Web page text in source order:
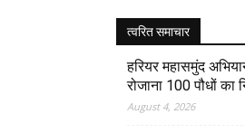
त्वरित समाचार
हरियर महासमुंद
रोजाना 100 पौधों का
August 4, 2026